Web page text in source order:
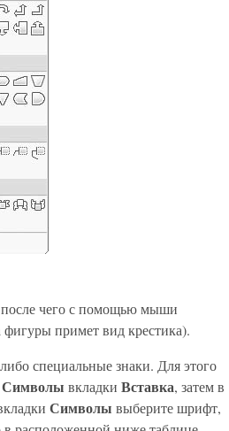
чего с помощью мыши
примет вид крестика).
специальные знаки. Для этого
Символы вкладки Вставка, затем в
Символы выберите шрифт,